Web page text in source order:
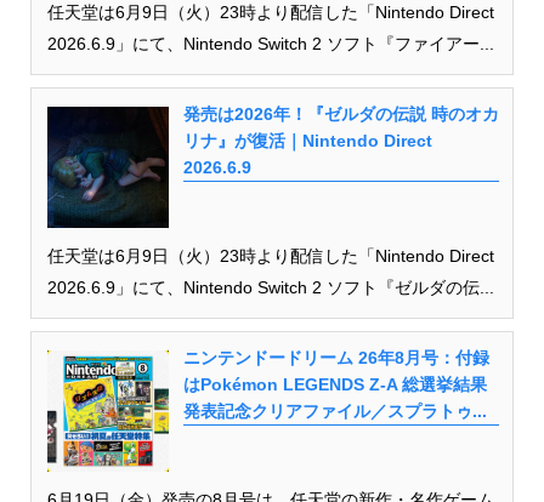
任天堂は6月9日（火）23時より配信した「Nintendo Direct
2026.6.9」にて、Nintendo Switch 2 ソフト『ファイアー...
発売は2026年！『ゼルダの伝説 時のオカ
リナ』が復活｜Nintendo Direct
2026.6.9
任天堂は6月9日（火）23時より配信した「Nintendo Direct
2026.6.9」にて、Nintendo Switch 2 ソフト『ゼルダの伝...
ニンテンドードリーム 26年8月号：付録
はPokémon LEGENDS Z-A 総選挙結果
発表記念クリアファイル／スプラトゥ...